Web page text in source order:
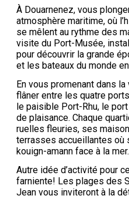
À Douarnenez, vous
atmosphère maritime, où
se mêlent au rythme des
visite du Port-Musée,
pour découvrir la grande
et les bateaux du monde
En vous promenant dans
flâner entre les quatre
le paisible Port-Rhu, le
de plaisance. Chaque
ruelles fleuries, ses
terrasses accueillantes où
kouign-amann face à la mer.
Autre idée d’activité pour
farniente! Les plages des
Jean vous inviteront à la